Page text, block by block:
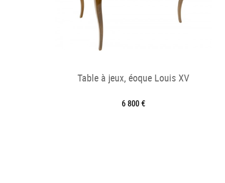
Table à jeux, éoque Louis XV
6 800 €